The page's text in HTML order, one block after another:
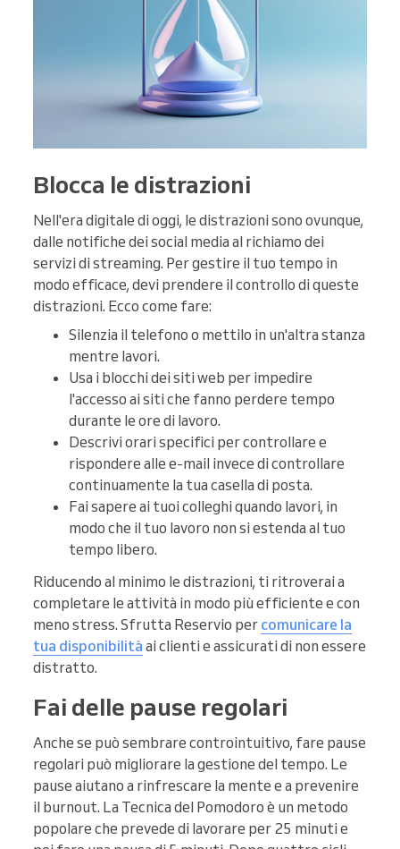
Blocca le distrazioni
Nell'era digitale di oggi, le distrazioni sono ovunque,
dalle notifiche dei social media al richiamo dei
servizi di streaming. Per gestire il tuo tempo in
modo efficace, devi prendere il controllo di queste
distrazioni. Ecco come fare:
Silenzia il telefono o mettilo in un'altra stanza
mentre lavori.
Usa i blocchi dei siti web per impedire
l'accesso ai siti che fanno perdere tempo
durante le ore di lavoro.
Descrivi orari specifici per controllare e
rispondere alle e-mail invece di controllare
continuamente la tua casella di posta.
Fai sapere ai tuoi colleghi quando lavori, in
modo che il tuo lavoro non si estenda al tuo
tempo libero.
Riducendo al minimo le distrazioni, ti ritroverai a
completare le attività in modo più efficiente e con
meno stress. Sfrutta Reservio per comunicare la
tua disponibilità ai clienti e assicurati di non essere
distratto.
Fai delle pause regolari
Anche se può sembrare controintuitivo, fare pause
regolari può migliorare la gestione del tempo. Le
pause aiutano a rinfrescare la mente e a prevenire
il burnout. La Tecnica del Pomodoro è un metodo
popolare che prevede di lavorare per 25 minuti e